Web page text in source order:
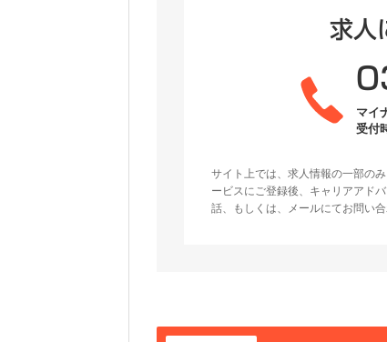
求人
マイ
受付
サイト上では、求人情報の一部の
ービスにご登録後、キャリアアド
話、もしくは、メールにてお問い合